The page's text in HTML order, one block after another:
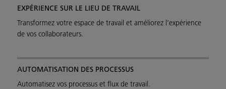
EXPÉRIENCE SUR LE LIEU DE TRAVAIL
Transformez votre espace de travail et améliorez l’expérience
de vos collaborateurs.
AUTOMATISATION DES PROCESSUS
Automatisez vos processus et flux de travail.